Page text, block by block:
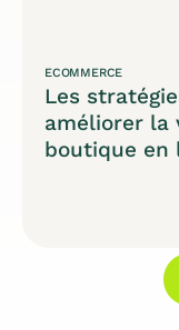
ECOMMERCE
Les
améliorer la
boutique en